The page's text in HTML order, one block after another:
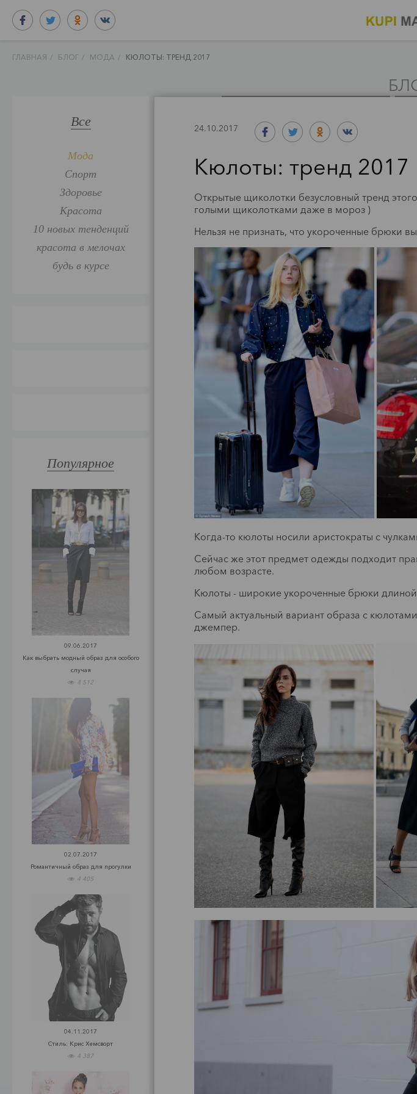
ГЛАВНАЯ / БЛОГ / МОДА / КЮЛОТЫ: ТРЕНД 2017
Все
Мода
Спорт
Здоровье
Красота
10 новых тенденций
красота в мелочах
будь в курсе
Популярное
09.06.2017
Как выбрать модный образ для особого
случая
4 512
02.07.2017
Романтичный образ для прогулки
4 405
04.11.2017
Стиль: Крис Хемсворт
4 387
Мода
Обзор:
ДЛЯ ВЕК
Читать
Мода
Cтиль: Мадс
Миккельсон
Zara новогодняя
коллекция
23.12.2018
Интересные новинки в подарок
Читать
Звездный стиль:
24.10.2017
Кюлоты: тренд 2017
Открытые щиколотки безусловный тренд
голыми щиколотками даже в мороз )
Нельзя не признать, что укороченные брюки
Когда-то кюлоты носили аристократы с
Сейчас же этот предмет одежды подходит
любом возрасте.
Кюлоты - широкие укороченные брюки
Самый актуальный вариант образа с
джемпер.